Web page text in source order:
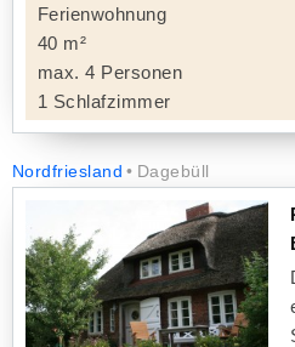
Ferienwohnung
40 m²
max. 4 Personen
1 Schlafzimmer
Nordfriesland Dagebüll